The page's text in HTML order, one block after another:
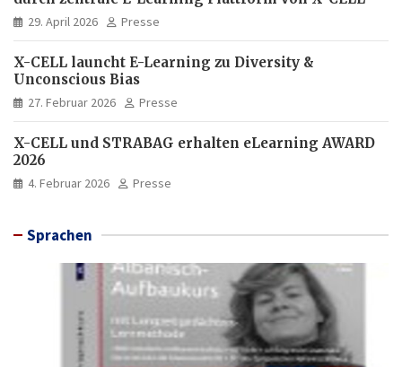
29. April 2026 Presse
X-CELL launcht E-Learning zu Diversity &
Unconscious Bias
27. Februar 2026 Presse
X-CELL und STRABAG erhalten eLearning AWARD
2026
4. Februar 2026 Presse
Sprachen